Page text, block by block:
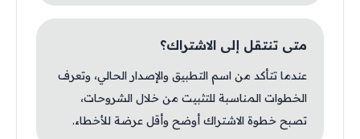
متى تنتقل إلى الاشتراك؟
عندما تتأكد من اسم التطبيق والإصدار الحالي، وتعرف
الخطوات المناسبة للتثبيت من خلال الشروحات،
تصبح خطوة الاشتراك أوضح وأقل عرضة للأخطاء.